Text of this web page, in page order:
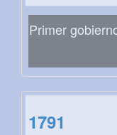
Primer
1791